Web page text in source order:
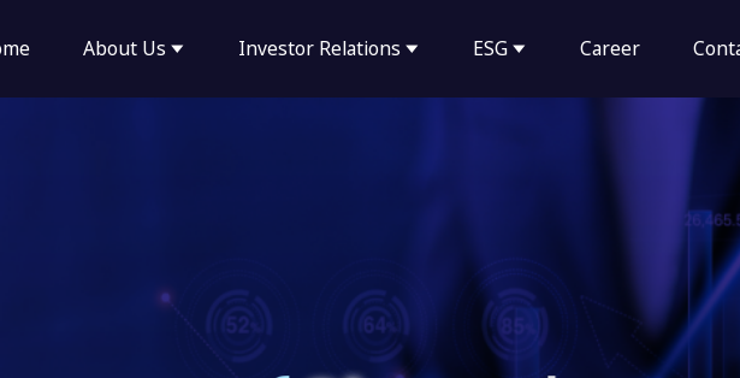
About Us Investor Relations ESG Career